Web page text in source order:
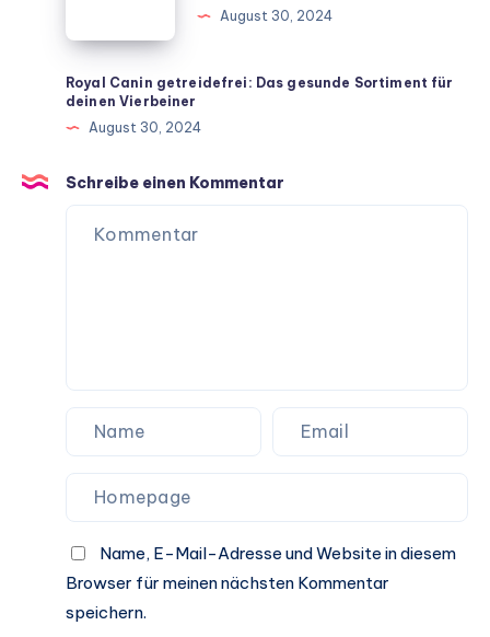
Rezepte
für
ein
langes
August 30, 2024
Royal Canin getreidefrei: Das gesunde Sortiment für
deinen Vierbeiner
August 30, 2024
Schreibe einen Kommentar
Name, E-Mail-Adresse und Website in diesem
Browser für meinen nächsten Kommentar
speichern.